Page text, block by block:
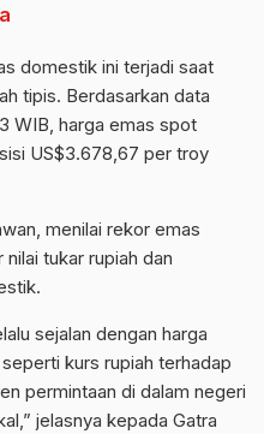
domestik ini terjadi saat
tipis. Berdasarkan data
WIB, harga emas spot
US$3.678,67 per troy
menilai rekor emas
tukar rupiah dan
sejalan dengan harga
kurs rupiah terhadap
permintaan di dalam negeri
jelasnya kepada Gatra